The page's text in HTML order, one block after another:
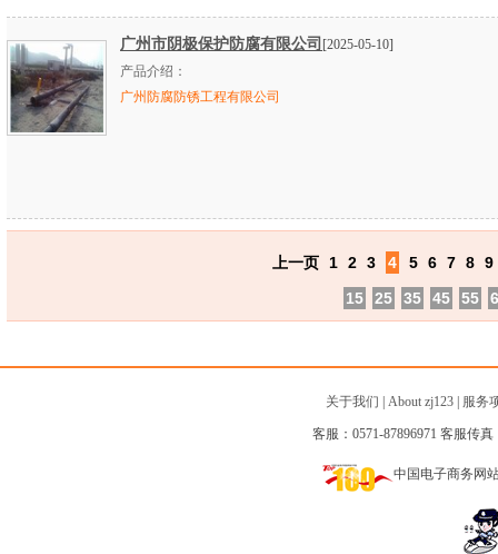
广州市阴极保护防腐有限公司 [2025-05-10]
产品介绍：
广州防腐防锈工程有限公司
上一页 1 2 3 4 5 6 7 8 9
15
25 35 45 55
关于我们 About zj123| 服务
客服：0571-87896971 客服传真
中国电子商务网